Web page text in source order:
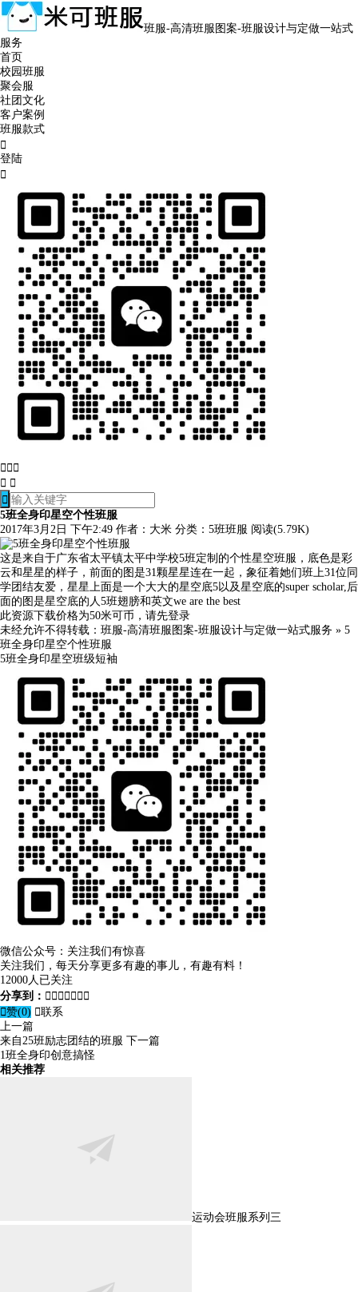
班服-高清班服图案-班服设计与定做一站式
服务
首页
校园班服
聚会服
社团文化
客户案例
班服款式

登陆

  
 

5班全身印星空个性班服
2017年3月2日 下午2:49 作者：大米 分类： 5班班服 阅读(5.79K)
这是来自于广东省太平镇太平中学校5班定制的个性星空班服，底色是彩
云和星星的样子，前面的图是31颗星星连在一起，象征着她们班上31位同
学团结友爱，星星上面是一个大大的星空底5以及星空底的super scholar,后
面的图是星空底的人5班翅膀和英文we are the best
此资源下载价格为50米可币，请先登录
未经允许不得转载： 班服-高清班服图案-班服设计与定做一站式服务 » 5
班全身印星空个性班服
5班全身印星空班级短袖
微信公众号：关注我们有惊喜
关注我们，每天分享更多有趣的事儿，有趣有料！
12000人已关注
分享到：       
赞(0) 联系
上一篇
来自25班励志团结的班服 下一篇
1班全身印创意搞怪
相关推荐
运动会班服系列三